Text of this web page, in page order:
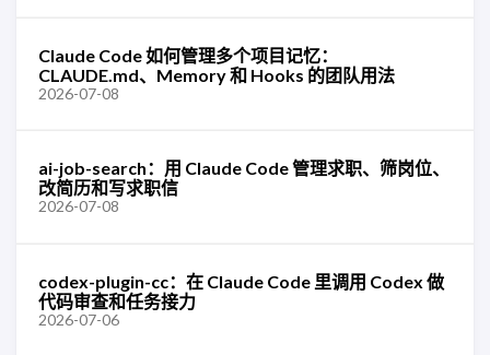
Claude Code 如何管理多个项目记忆：
CLAUDE.md、Memory 和 Hooks 的团队用法
2026-07-08
ai-job-search：用 Claude Code 管理求职、筛岗位、
改简历和写求职信
2026-07-08
codex-plugin-cc：在 Claude Code 里调用 Codex 做
代码审查和任务接力
2026-07-06